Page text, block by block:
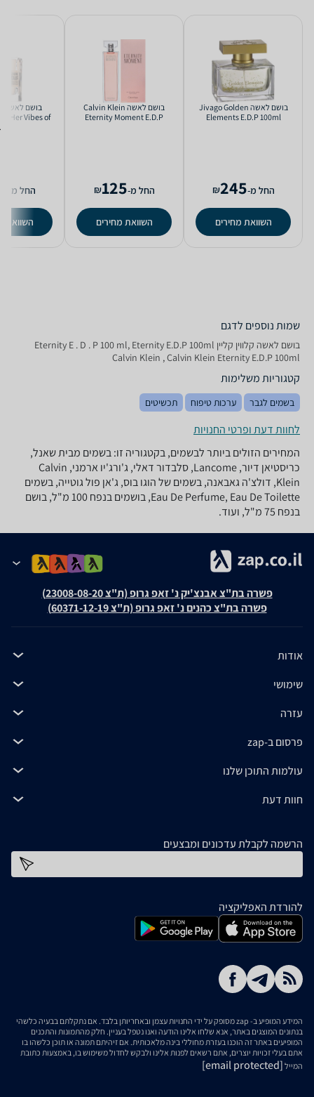
בושם לאשה Jivago Golden
Elements E.D.P 100ml
החל מ-245
₪
השוואת מחירים
בושם לאשה Calvin Klein
Eternity Moment E.D.P
החל מ-125
₪
השוואת מחירים
Her Vibes of
100ml
החל מ-
השוואת
שמות נוספים לדגם
בושם לאשה קלווין קליין Eternity E . D . P 100 ml, Eternity E.D.P 100ml
Calvin Klein , Calvin Klein Eternity E.D.P 100ml
קטגוריות משלימות
בשמים לגבר ערכות טיפוח תכשיטים
לחוות דעת ופרטי החנויות
המחירים הזולים ביותר לבשמים, בקטגוריה זו: בשמים מבית שאנל,
כריסטיאן דיור, Lancome, סלבדור דאלי, ג'ורג'יו ארמני, Calvin
Klein, דולצ'ה גאבאנה, בשמים של הוגו בוס, ג'אן פול גוטייה, בשמים
Eau De Perfume, Eau De Toilette, בושמים בנפח 100 מ"ל, בושם
בנפח 75 מ"ל, ועוד.
פשרה בת"צ אבנצ'יק נ' זאפ גרופ (ת"צ 23008-08-20)
פשרה בת"צ כהנים נ' זאפ גרופ (ת"צ 60371-12-19)
אודות
שימושי
עזרה
פרסום ב-zap
עולמות התוכן שלנו
חוות דעת
הרשמה לקבלת עדכונים ומבצעים
להורדת האפליקציה
המידע המופיע ב- zap מסופק על ידי החנויות עצמן ובאחריותן בלבד. אם נתקלתם בבעיה כלשהי
בנתונים המוצגים באתר, אנא שלחו אלינו הודעה ואנו נטפל בעניין. חלק מהתמונות והתכנים
המופיעים באתר זה הוכנו בעזרת מחוללי בינה מלאכותית. אם זיהיתם תמונה או תוכן כלשהו בו
אתם בעלי זכויות יוצרים, אתם רשאים לפנות אלינו ולבקש לחדול משימוש בו, באמצעות כתובת
המייל [email protected]